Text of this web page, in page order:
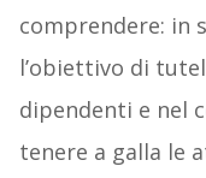
comprendere: in
l’obiettivo di
dipendenti e nel
tenere a galla le